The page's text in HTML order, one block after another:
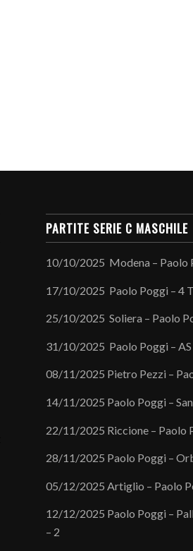
PARTITE SERIE C MASCHILE
10/10/2025 Modena – Paolo
17/10/2025 Paolo Poggi – 4
25/10/2025 Soliera – Paolo
31/10/2025 Paolo Poggi – AS
08/11/2025 Pietro Pezzi –
14/11/2025 Paolo Poggi –
22/11/2025 Riccione – Paolo
28/11/2025 Paolo Poggi –
05/12/2025 Artiglio – Paolo
12/12/2025 Paolo Poggi –
– 2